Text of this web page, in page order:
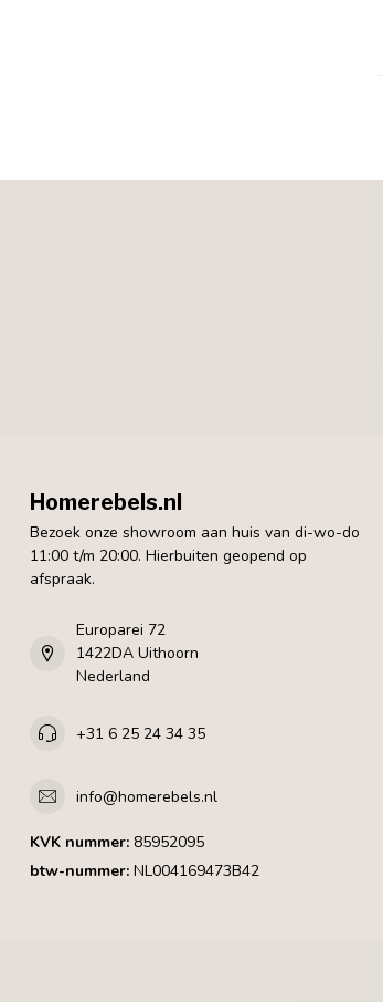
Homerebels.nl
Bezoek onze showroom aan huis van di-wo-do
11:00 t/m 20:00. Hierbuiten geopend op
afspraak.
Europarei 72
1422DA Uithoorn
Nederland
+31 6 25 24 34 35
info@homerebels.nl
KVK nummer: 85952095
btw-nummer: NL004169473B42